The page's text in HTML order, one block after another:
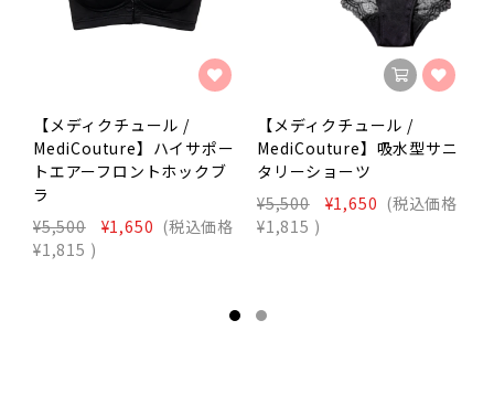
【メディクチュール /
MediCouture】ハイサポー
トエアーフロントホックブ
ラ
¥5,500
¥1,650 (税込価格
¥1,815 )
【メディクチュール /
MediCouture】吸水型サニ
タリーショーツ
¥5,500
¥1,650 (税込価格
¥1,815 )